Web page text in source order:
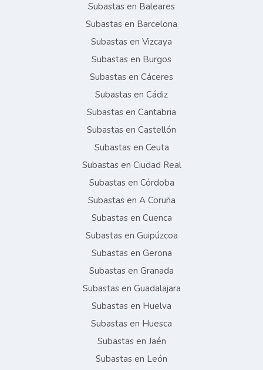
Subastas en Baleares
Subastas en Barcelona
Subastas en Vizcaya
Subastas en Burgos
Subastas en Cáceres
Subastas en Cádiz
Subastas en Cantabria
Subastas en Castellón
Subastas en Ceuta
Subastas en Ciudad Real
Subastas en Córdoba
Subastas en A Coruña
Subastas en Cuenca
Subastas en Guipúzcoa
Subastas en Gerona
Subastas en Granada
Subastas en Guadalajara
Subastas en Huelva
Subastas en Huesca
Subastas en Jaén
Subastas en León